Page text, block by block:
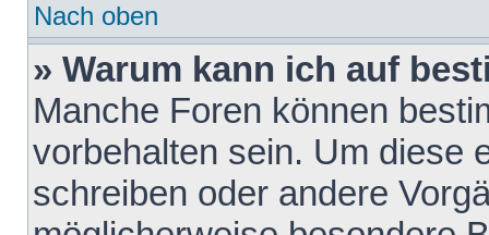
Nach oben
» Warum kann ich auf
Manche Foren können
vorbehalten sein. Um diese
schreiben oder andere